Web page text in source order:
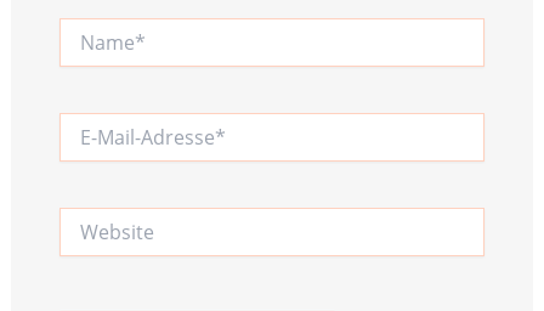
Mail-
Website